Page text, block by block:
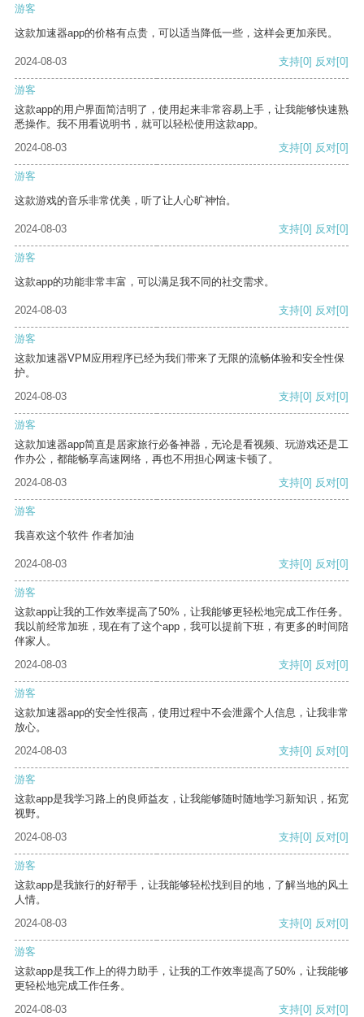
游客
这款加速器app的价格有点贵，可以适当降低一些，这样会更加亲民。
2024-08-03 支持[0] 反对[0]
游客
这款app的用户界面简洁明了，使用起来非常容易上手，让我能够快速熟
悉操作。我不用看说明书，就可以轻松使用这款app。
2024-08-03
支持[0] 反对[0]
游客
这款游戏的音乐非常优美，听了让人心旷神怡。
2024-08-03 支持[0] 反对[0]
游客
这款app的功能非常丰富，可以满足我不同的社交需求。
2024-08-03 支持[0] 反对[0]
游客
这款加速器VPM应用程序已经为我们带来了无限的流畅体验和安全性保
护。
2024-08-03
支持[0] 反对[0]
游客
这款加速器app简直是居家旅行必备神器，无论是看视频、玩游戏还是工
作办公，都能畅享高速网络，再也不用担心网速卡顿了。
2024-08-03
支持[0] 反对[0]
游客
我喜欢这个软件 作者加油
2024-08-03 支持[0] 反对[0]
游客
这款app让我的工作效率提高了50%，让我能够更轻松地完成工作任务。
我以前经常加班，现在有了这个app，我可以提前下班，有更多的时间陪
伴家人。
2024-08-03
支持[0] 反对[0]
游客
这款加速器app的安全性很高，使用过程中不会泄露个人信息，让我非常
放心。
2024-08-03
支持[0] 反对[0]
游客
这款app是我学习路上的良师益友，让我能够随时随地学习新知识，拓宽
视野。
2024-08-03
支持[0] 反对[0]
游客
这款app是我旅行的好帮手，让我能够轻松找到目的地，了解当地的风土
人情。
2024-08-03
支持[0] 反对[0]
游客
这款app是我工作上的得力助手，让我的工作效率提高了50%，让我能够
更轻松地完成工作任务。
2024-08-03
支持[0] 反对[0]